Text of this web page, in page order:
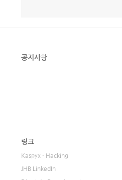
공지사항
링크
Kaspyx - Hacking
JHB LinkedIn